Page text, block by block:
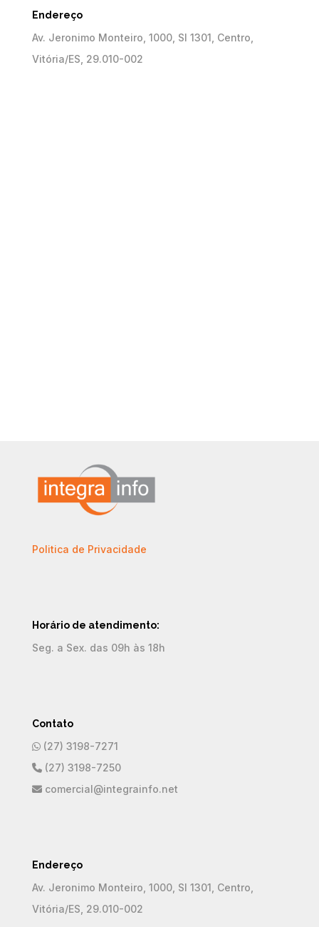
Endereço
Av. Jeronimo Monteiro, 1000, Sl 1301, Centro,
Vitória/ES, 29.010-002
Politica de Privacidade
Horário de atendimento:
Seg. a Sex. das 09h às 18h
Contato
(27) 3198-7271
(27) 3198-7250
comercial@integrainfo.net
Endereço
Av. Jeronimo Monteiro, 1000, Sl 1301, Centro,
Vitória/ES, 29.010-002